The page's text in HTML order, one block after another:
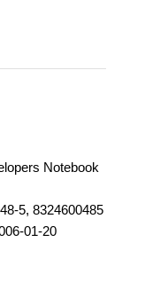
Notebook
5, 8324600485
01-20